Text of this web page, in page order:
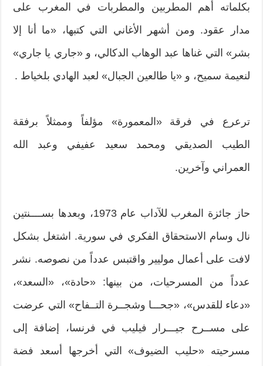
بكلماته أهم المطربين والمطربات في المغرب على
مدار عقود. ومن أشهر الأغاني التي كتبها، «ما أنا إلا
بشر» التي غناها عبد الوهاب الدكالي، و «جاري يا جاري»
لنعيمة سميح، و «يا طالعين الجبال» لعبد الهادي بلخياط .
ترعرع في فرقة «المعمورة» مؤلفاً وممثلاً برفقة
الطيب الصديقي ومحمد سعيد عفيفي وعبد الله
العمراني وآخرين.
حاز جائزة المغرب للآداب عام 1973، وبعدها بســــنتين
نال وسام الاستحقاق الفكري في سورية. اشتغل بشكل
لافت على أعمال موليير واقتبس عدداً من نصوصه. نشر
عدداً من المسرحيات، من بينها: «حادة»، «السعد»،
«دعاء للقدس»، «جحـــا وشجــرة التــفاح» التي عرضت
على مســرح جيـــرار فيليب في فرنسا، إضافة إلى
مسرحيته «حليب الضيوف» التي أخرجها أسعد فضة